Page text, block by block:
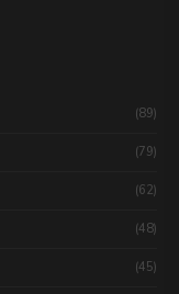
(89)
(79)
(62)
(48)
(45)